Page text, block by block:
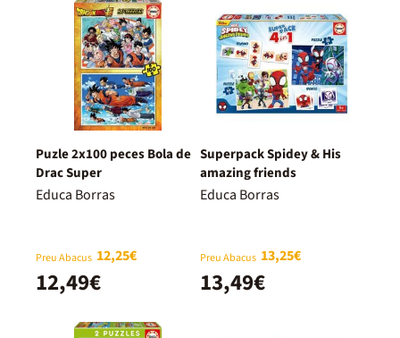
Puzle 2x100 peces Bola de
Drac Super
Educa Borras
Preu Abacus 12,25€
12,49€
Superpack Spidey & His
amazing friends
Educa Borras
Preu Abacus 13,25€
13,49€